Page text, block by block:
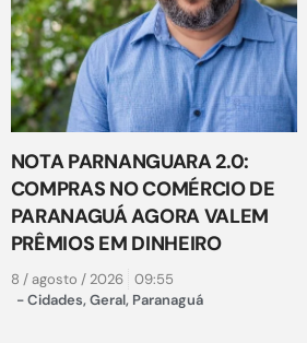
NOTA PARNANGUARA 2.0:
COMPRAS NO COMÉRCIO DE
PARANAGUÁ AGORA VALEM
PRÊMIOS EM DINHEIRO
8 / agosto / 2026
09:55
-Cidades,Geral, Paranaguá